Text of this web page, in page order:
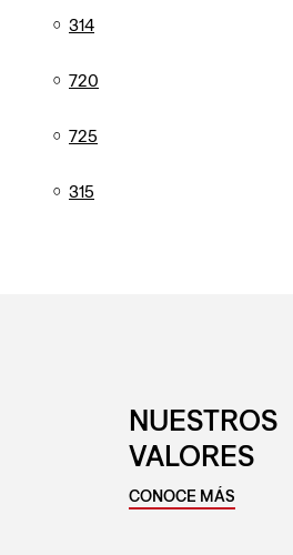
314
720
725
315
NUESTROS
VALORES
CONOCE MÁS